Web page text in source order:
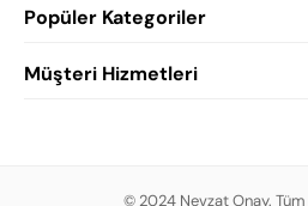
Popüler Kategoriler
Erkek Klasik
Erkek Günlük
Müşteri Hizmetleri
© 2024 Nevzat Onay. Tüm